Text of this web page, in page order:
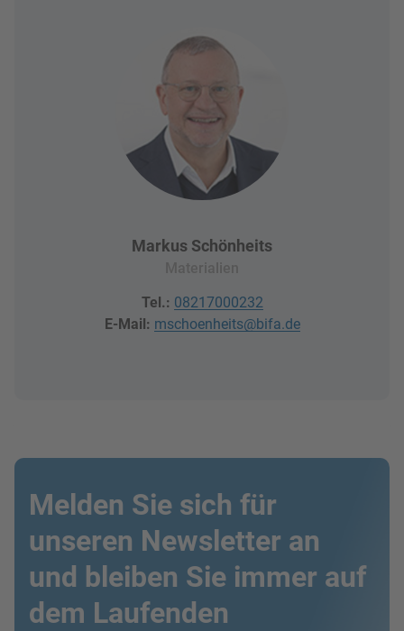
Markus Schönheits
Tel.: 08217000232
E-Mail: mschoenheits@bifa.de
Melden Sie sich für
unseren Newsletter an
und bleiben Sie immer auf
dem Laufenden